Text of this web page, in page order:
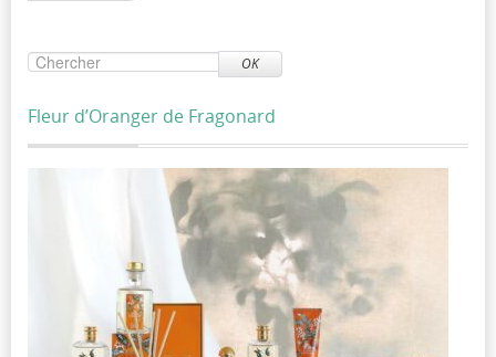
OK
Fleur d’Oranger de Fragonard